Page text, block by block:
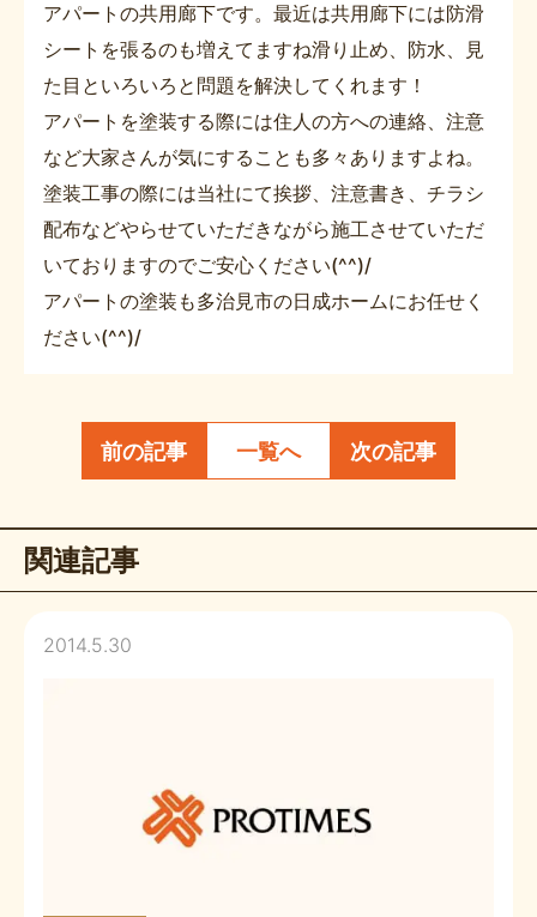
アパートの共用廊下です。最近は共用廊下には防滑
シートを張るのも増えてますね滑り止め、防水、見
た目といろいろと問題を解決してくれます！
アパートを塗装する際には住人の方への連絡、注意
など大家さんが気にすることも多々ありますよね。
塗装工事の際には当社にて挨拶、注意書き、チラシ
配布などやらせていただきながら施工させていただ
いておりますのでご安心ください(^^)/
アパートの塗装も多治見市の日成ホームにお任せく
ださい(^^)/
前の記事 一覧へ 次の記事
関連記事
2014.5.30